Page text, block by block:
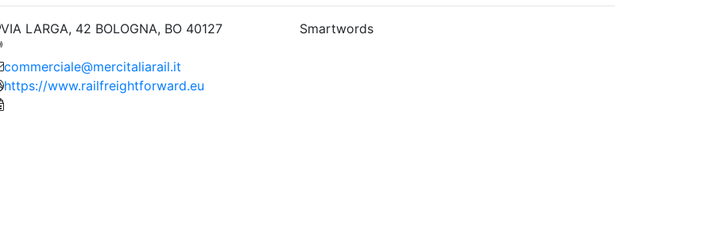
VIA LARGA, 42 BOLOGNA, BO 40127
commerciale@mercitaliarail.it
https://www.railfreightforward.eu
Smartwords